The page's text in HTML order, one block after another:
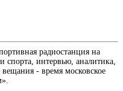
радиостанция на
спорта, интервью, аналитика,
- время московское